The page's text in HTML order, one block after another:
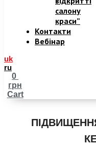
салону
краси”
Контакти
Вебінар
uk
ru
0
грн
Cart